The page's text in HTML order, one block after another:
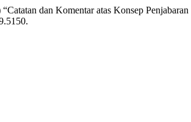
dan Komentar atas Konsep